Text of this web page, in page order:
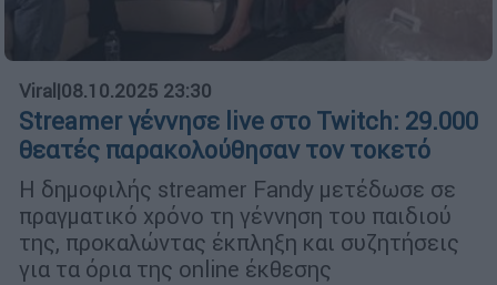
Viral |08.10.2025 23:30
Streamer γέννησε live στο Twitch: 29.000
θεατές παρακολούθησαν τον τοκετό
Η δημοφιλής streamer Fandy μετέδωσε σε
πραγματικό χρόνο τη γέννηση του παιδιού
της, προκαλώντας έκπληξη και συζητήσεις
για τα όρια της online έκθεσης